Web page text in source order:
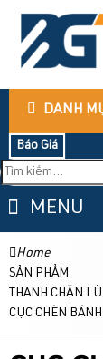
DANH
Báo Giá
MENU
Home
SẢN PHẨM
THANH CHẶN
CỤC CHÈN